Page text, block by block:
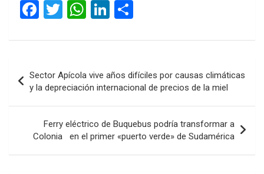
F
ce
o
o
k
T
tt
W
at
A
p
p
Li
ke
n
m
ar
tir
de
entradas
Sector Apícola vive años difíciles por causas climáticas
y la depreciación internacional de precios de la miel
Ferry eléctrico de Buquebus podría transformar a
Colonia en el primer «puerto verde» de Sudamérica